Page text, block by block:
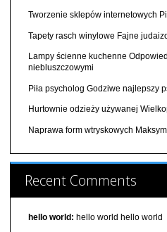
Tworzenie sklepów internetowych
Tapety rasch winylowe Fajne
Lampy ścienne kuchenne
niebluszczowymi
Piła psycholog Godziwe najlepszy
Hurtownie odzieży używanej
Naprawa form wtryskowych
Recent Comments
hello world: hello world hello world